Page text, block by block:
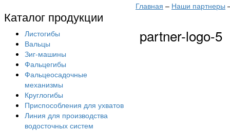
Каталог продукции
Листогибы
Вальцы
Зиг-машины
Фальцегибы
Фальцеосадочные
механизмы
Круглогибы
Приспособления для ухватов
Линия для производства
водосточных систем
Главная – Наши партнеры
partner-logo-5